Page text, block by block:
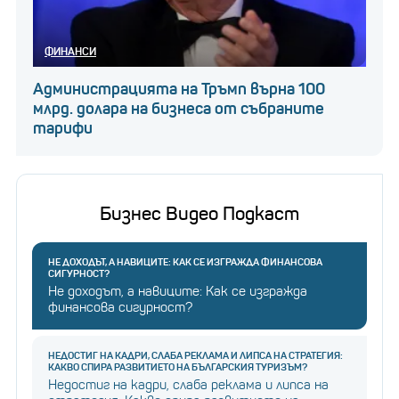
След като сте на път, включването на
отоплението е най-бързият начин да загубите
обхват, така че вместо това използвайте
използват по-малко енергия от отоплението на
поддържане на топлина.
Внимавайте и за EV с термопомпа. Термопомпата
пренася топлината от по-хладните зони към по-
топлите, управлявайки контрола на
температурата в кабината и батерията.
Заслужава си да закупите кола, оборудвана с
ФИНАНСИ
Администрацията на Тръмп върна 100
млрд. долара на бизнеса от събраните
тарифи
Бизнес Видео Подкаст
НЕ ДОХОДЪТ, А НАВИЦИТЕ: КАК СЕ ИЗГРАЖДА ФИНАНСОВА
СИГУРНОСТ?
Не доходът, а навиците: Как се изгражда
финансова сигурност?
НЕДОСТИГ НА КАДРИ, СЛАБА РЕКЛАМА И ЛИПСА НА СТРАТЕГИЯ:
КАКВО СПИРА РАЗВИТИЕТО НА БЪЛГАРСКИЯ ТУРИЗЪМ?
Недостиг на кадри, слаба реклама и липса на